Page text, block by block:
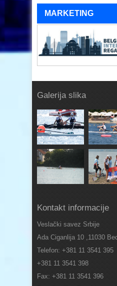
MARKETING
Galerija slika
Kontakt informacije
Veslački savez Srbije
Ada Ciganlija 10 ,11030
Telefon: +381 11 3541 395
+381 11 3541 398
Fax: +381 11 3541 396